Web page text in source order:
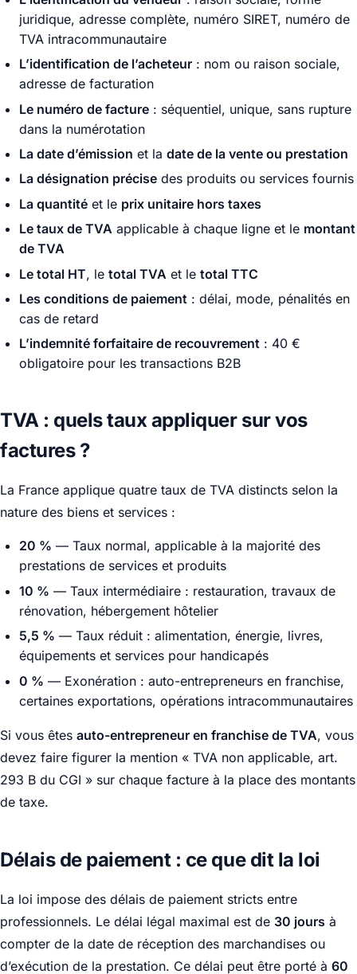
juridique, adresse complète, numéro SIRET, numéro de
TVA intracommunautaire
L’identification de l’acheteur : nom ou raison sociale,
adresse de facturation
Le numéro de facture : séquentiel, unique, sans rupture
dans la numérotation
La date d’émission et la date de la vente ou prestation
La désignation précise des produits ou services fournis
La quantité et le prix unitaire hors taxes
Le taux de TVA applicable à chaque ligne et le montant
de TVA
Le total HT, le total TVA et le total TTC
Les conditions de paiement : délai, mode, pénalités en
cas de retard
L’indemnité forfaitaire de recouvrement : 40 €
obligatoire pour les transactions B2B
TVA : quels taux appliquer sur vos
factures ?
La France applique quatre taux de TVA distincts selon la
nature des biens et services :
20 % — Taux normal, applicable à la majorité des
prestations de services et produits
10 % — Taux intermédiaire : restauration, travaux de
rénovation, hébergement hôtelier
5,5 % — Taux réduit : alimentation, énergie, livres,
équipements et services pour handicapés
0 % — Exonération : auto-entrepreneurs en franchise,
certaines exportations, opérations intracommunautaires
Si vous êtes auto-entrepreneur en franchise de TVA, vous
devez faire figurer la mention « TVA non applicable, art.
293 B du CGI » sur chaque facture à la place des montants
de taxe.
Délais de paiement : ce que dit la loi
La loi impose des délais de paiement stricts entre
professionnels. Le délai légal maximal est de 30 jours à
compter de la date de réception des marchandises ou
d’exécution de la prestation. Ce délai peut être porté à 60